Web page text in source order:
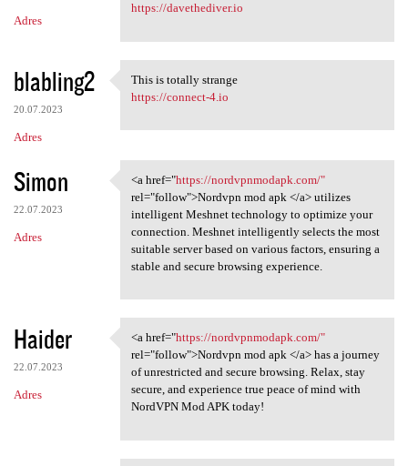
Adres
https://davethediver.io
blabling2
20.07.2023
Adres
This is totally strange
This is totally strange
https://connect-4.io
Simon
22.07.2023
Adres
<a href="https:/
<a href="https://nordvpnmodapk.com/"
rel="follow">Nordvpn mod apk </a> utilizes
intelligent Meshnet technology to optimize your
connection. Meshnet intelligently selects the most
suitable server based on various factors, ensuring a
stable and secure browsing experience.
Haider
22.07.2023
Adres
<a href="https:/
<a href="https://nordvpnmodapk.com/"
rel="follow">Nordvpn mod apk </a> has a journey
of unrestricted and secure browsing. Relax, stay
secure, and experience true peace of mind with
NordVPN Mod APK today!